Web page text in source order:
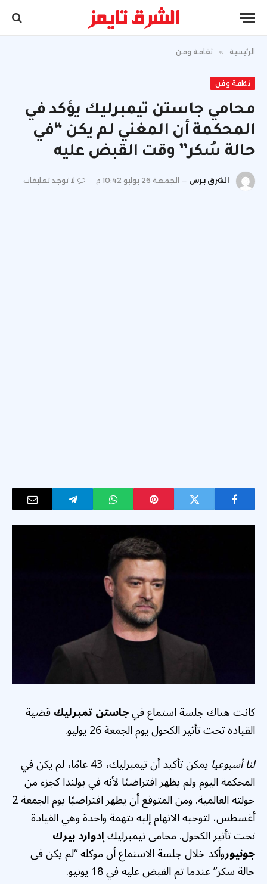
الرئيسية » ثقافة وفن
ثقافة وفن
محامي جاستن تيمبرليك يؤكد في
المحكمة أن المغني لم يكن “في
حالة سُكر” وقت القبض عليه
الشرق برس الجمعة 26 يوليو 10:42 م لا توجد تعليقات
كانت هناك جلسة استماع فيجاستن تمبرليكقضية
القيادة تحت تأثير الكحول يوم الجمعة 26 يوليو.
لنا أسبوعيا
يمكن تأكيد أن تيمبرليك، 43 عامًا، لم يكن في
المحكمة اليوم ولم يظهر افتراضيًا لأنه في بولندا كجزء من
جولته العالمية. ومن المتوقع أن يظهر افتراضيًا يوم الجمعة 2
أغسطس، لتوجيه الاتهام إليه بتهمة واحدة وهي القيادة
تحت تأثير الكحول. محامي تيمبرليكإدوارد بيرك
جونيوروأكد خلال جلسة الاستماع أن موكله “لم يكن في
حالة سكر” عندما تم القبض عليه في 18 يونيو.